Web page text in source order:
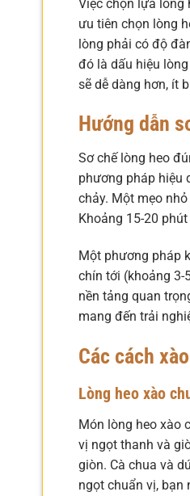
Việc chọn lựa lòng
ưu tiên chọn lòng
lòng phải có độ
đó là dấu hiệu
sẽ dễ dàng hơn, ít
Hướng dẫn
Sơ chế lòng heo
phương pháp hiệu
chảy. Một mẹo
Khoảng 15-20
Một phương pháp
chín tới (khoảng 3-
nền tảng quan
mang đến trải
Các cách
Lòng heo xào
Món lòng heo xào
vị ngọt thanh và
giòn. Cà chua và
ngọt chuẩn vị,